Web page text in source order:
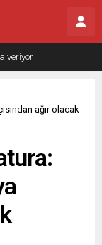
kolonializm mi?
ağır olacak